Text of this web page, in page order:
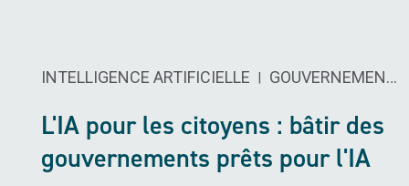
INTELLIGENCE ARTIFICIELLE ​ | GOUVERNEMENT ET SECTEUR PUBLIC
L'IA pour les citoyens : bâtir des
gouvernements prêts pour l'IA